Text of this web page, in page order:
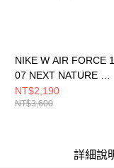
NIKE W AIR FORCE 1
07 NEXT NATURE 女
休閒鞋 DC9486109
NT$2,190
NT$3,600
詳細說